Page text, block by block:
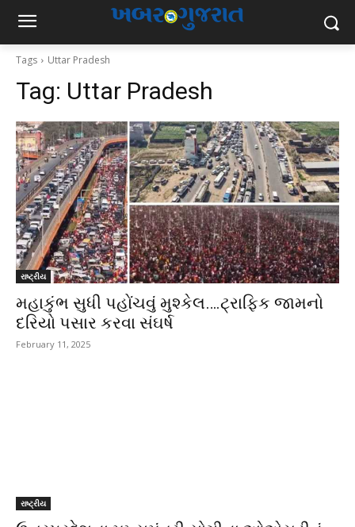
Tags Uttar Pradesh
Tag: Uttar Pradesh
રાષ્ટ્રીય
મહાકુંભ સુધી પહોંચવું મુશ્કેલ….ટ્રાફિક જામનો
દરિયો પસાર કરવા સંઘર્ષ
February 11, 2025
રાષ્ટ્રીય